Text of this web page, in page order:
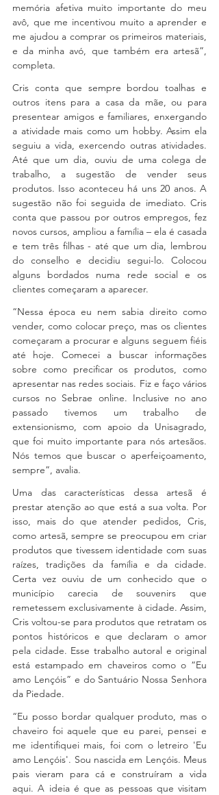
memória afetiva muito importante do meu
avô, que me incentivou muito a aprender e
me ajudou a comprar os primeiros materiais,
e da minha avó, que também era artesã”,
completa.
Cris conta que sempre bordou toalhas e
outros itens para a casa da mãe, ou para
presentear amigos e familiares, enxergando
a atividade mais como um hobby. Assim ela
seguiu a vida, exercendo outras atividades.
Até que um dia, ouviu de uma colega de
trabalho, a sugestão de vender seus
produtos. Isso aconteceu há uns 20 anos. A
sugestão não foi seguida de imediato. Cris
conta que passou por outros empregos, fez
novos cursos, ampliou a família – ela é casada
e tem três filhas - até que um dia, lembrou
do conselho e decidiu segui-lo. Colocou
alguns bordados numa rede social e os
clientes começaram a aparecer.
“Nessa época eu nem sabia direito como
vender, como colocar preço, mas os clientes
começaram a procurar e alguns seguem fiéis
até hoje. Comecei a buscar informações
sobre como precificar os produtos, como
apresentar nas redes sociais. Fiz e faço vários
cursos no Sebrae online. Inclusive no ano
passado tivemos um trabalho de
extensionismo, com apoio da Unisagrado,
que foi muito importante para nós artesãos.
Nós temos que buscar o aperfeiçoamento,
sempre”, avalia.
Uma das características dessa artesã é
prestar atenção ao que está a sua volta. Por
isso, mais do que atender pedidos, Cris,
como artesã, sempre se preocupou em criar
produtos que tivessem identidade com suas
raízes, tradições da família e da cidade.
Certa vez ouviu de um conhecido que o
município carecia de souvenirs que
remetessem exclusivamente à cidade. Assim,
Cris voltou-se para produtos que retratam os
pontos históricos e que declaram o amor
pela cidade. Esse trabalho autoral e original
está estampado em chaveiros como o “Eu
amo Lençóis” e do Santuário Nossa Senhora
da Piedade.
“Eu posso bordar qualquer produto, mas o
chaveiro foi aquele que eu parei, pensei e
me identifiquei mais, foi com o letreiro 'Eu
amo Lençóis'. Sou nascida em Lençóis. Meus
pais vieram para cá e construíram a vida
aqui. A ideia é que as pessoas que visitam